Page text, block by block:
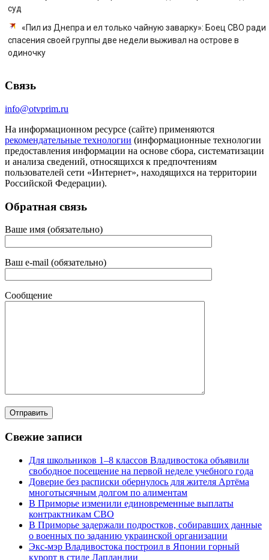
суд
«Пил из Днепра и ел только чайную заварку»: Боец СВО ради
спасения своей группы две недели выживал на острове в
одиночку
Связь
info@otvprim.ru
На информационном ресурсе (сайте) применяются
рекомендательные технологии (информационные технологии
предоставления информации на основе сбора, систематизации
и анализа сведений, относящихся к предпочтениям
пользователей сети «Интернет», находящихся на территории
Российской Федерации).
Обратная связь
Ваше имя (обязательно)
Ваш e-mail (обязательно)
Сообщение
Свежие записи
Для школьников 1–8 классов Владивостока объявили
свободное посещение на первой неделе учебного года
Доверие без расписки обернулось для жителя Артёма
многотысячным долгом по алиментам
В Приморье изменили единовременные выплаты
контрактникам СВО
В Приморье задержали подростков, собиравших данные
о военных по заданию украинской организации
Экс-мэр Владивостока построил в Японии горный
курорт в стиле Лапландии